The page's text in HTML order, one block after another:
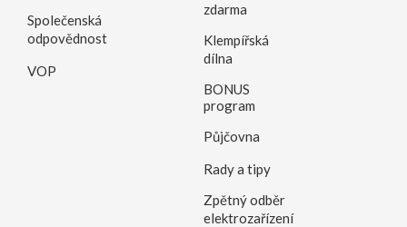
Společenská
odpovědnost
VOP
zdarma
Klempířská
dílna
BONUS
program
Půjčovna
Rady a tipy
Zpětný odběr
elektrozařízení